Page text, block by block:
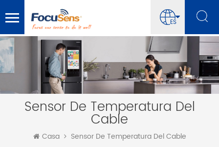
ES
Sensor De Temperatura Del
Cable
Casa Sensor De Temperatura Del Cable